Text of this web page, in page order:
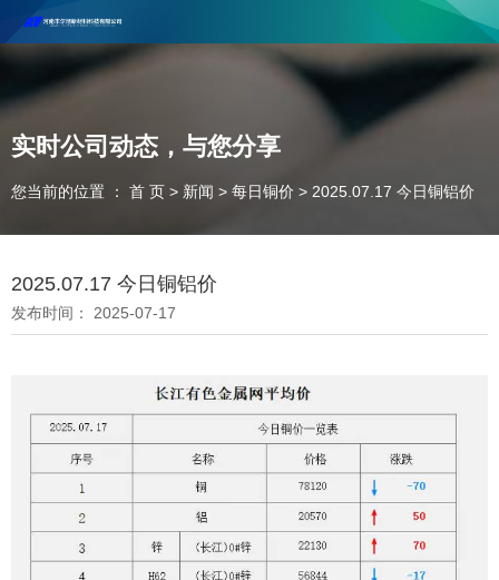
河南丰尔彻新材料科技有限公司欢迎合作咨询！
联系电话：18037947756
实时公司动态，与您分享
您当前的位置 ： 首 页 > 新闻 > 每日铜价 > 2025.07.17 今日铜铝价
2025.07.17 今日铜铝价
发布时间： 2025-07-17